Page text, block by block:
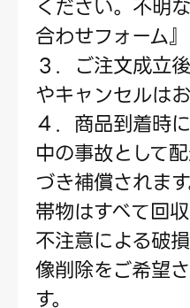
ください。不明
合わせフォーム
３．ご注文成立
やキャンセルは
４．商品到着時
中の事故として
づき補償されま
帯物はすべて回
不注意による破
像削除をご希望
す。